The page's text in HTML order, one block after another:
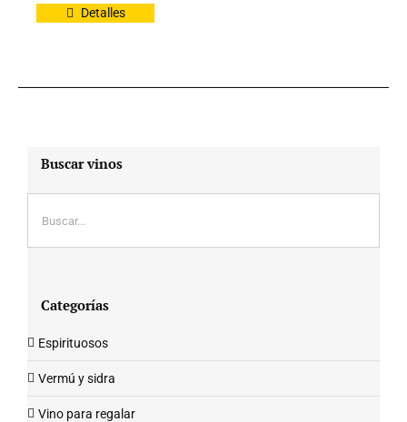
Detalles
Buscar vinos
Categorías
Espirituosos
Vermú y sidra
Vino para regalar